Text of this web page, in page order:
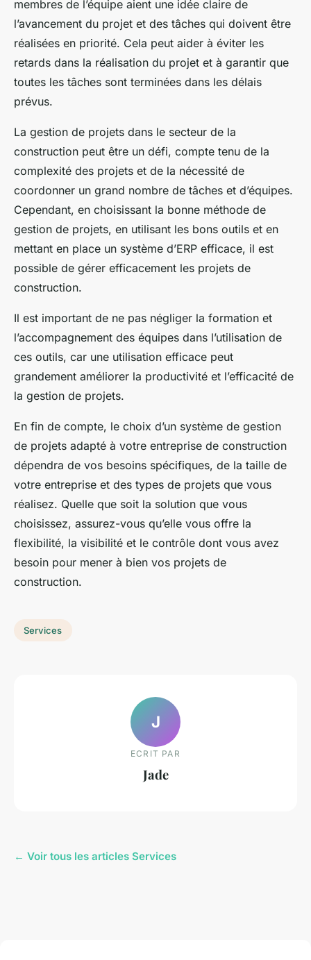
membres de l’équipe aient une idée claire de
l’avancement du projet et des tâches qui doivent être
réalisées en priorité. Cela peut aider à éviter les
retards dans la réalisation du projet et à garantir que
toutes les tâches sont terminées dans les délais
prévus.
La gestion de projets dans le secteur de la
construction peut être un défi, compte tenu de la
complexité des projets et de la nécessité de
coordonner un grand nombre de tâches et d’équipes.
Cependant, en choisissant la bonne méthode de
gestion de projets, en utilisant les bons outils et en
mettant en place un système d’ERP efficace, il est
possible de gérer efficacement les projets de
construction.
Il est important de ne pas négliger la formation et
l’accompagnement des équipes dans l’utilisation de
ces outils, car une utilisation efficace peut
grandement améliorer la productivité et l’efficacité de
la gestion de projets.
En fin de compte, le choix d’un système de gestion
de projets adapté à votre entreprise de construction
dépendra de vos besoins spécifiques, de la taille de
votre entreprise et des types de projets que vous
réalisez. Quelle que soit la solution que vous
choisissez, assurez-vous qu’elle vous offre la
flexibilité, la visibilité et le contrôle dont vous avez
besoin pour mener à bien vos projets de
construction.
Services
J
ECRIT PAR
Jade
← Voir tous les articles Services